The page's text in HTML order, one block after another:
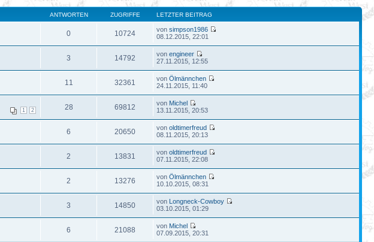
ANTWORTEN ZUGRIFFE LETZTER BEITRAG
0 10724 vonsimpson1986
08.12.2015, 22:01
3 14792 vonengineer
27.11.2015, 12:55
11 32361 vonÖlmännchen
24.11.2015, 11:40
1 2 28 69812 von Michel
13.11.2015, 20:53
6 20650 vonoldtimerfreud
08.11.2015, 20:13
2 13831 vonoldtimerfreud
07.11.2015, 22:08
2 13276 vonÖlmännchen
10.10.2015, 08:31
3 14850 von Longneck-Cowboy
03.10.2015, 01:29
6 21088 von Michel
07.09.2015, 20:31